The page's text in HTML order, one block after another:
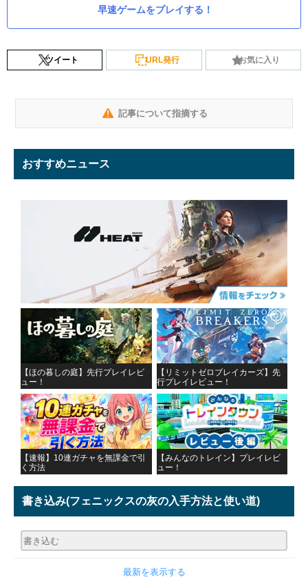
早速ゲームをプレイする！
ツイート URL発行 お気に入り
記事について指摘する
おすすめニュース
【ほの暮しの庭】先行プレイレビ
ュー！
【リミットゼロブレイカーズ】先
行プレイレビュー！
【速報】10連ガチャを無課金で引
く方法
【みんなのトレイン】プレイレビ
ュー！
書き込み(フェニックスの灰の入手方法と使い道)
最新を表示する